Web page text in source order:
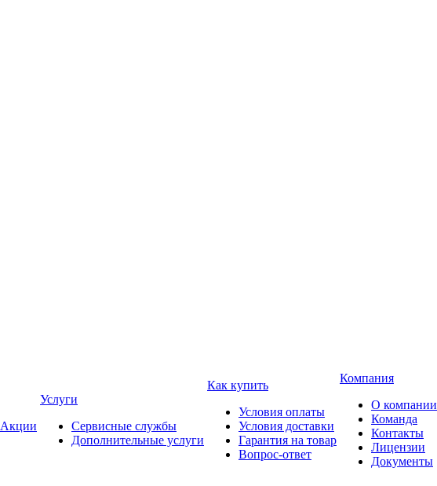
Акции
Услуги
Сервисные службы
Дополнительные услуги
Как купить
Условия оплаты
Условия доставки
Гарантия на товар
Вопрос-ответ
Компания
О компании
Команда
Контакты
Лицензии
Документы